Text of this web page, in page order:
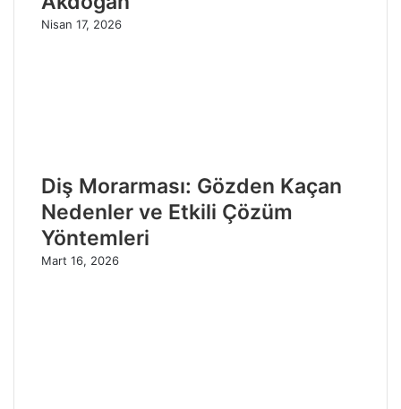
Nisan 17, 2026
Diş Morarması: Gözden Kaçan
Nedenler ve Etkili Çözüm
Yöntemleri
Mart 16, 2026